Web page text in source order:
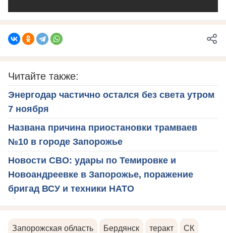
Читайте также:
Энергодар частично остался без света утром
7 ноября
Названа причина приостановки трамваев
№10 в городе Запорожье
Новости СВО: удары по Темировке и
Новоандреевке в Запорожье, поражение
бригад ВСУ и техники НАТО
Запорожская область Бердянск теракт СК